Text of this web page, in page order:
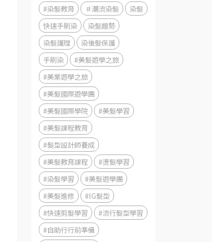
#染髮教育
＃潮流染髮
染髮
快速手刷染
染髮趨勢
染髮護理
染後髮保護
手刷染
#美髮遊學之旅
#美業遊學之旅
#美髮國際遊學團
#美髮國際學院
#美髮學習
#美髮課程教育
#髮型設計師養成
#美髮教育課程
#燙髮學習
#染髮學習
#美髮遊學團
#美髮進修
#IG髮型
#快速剪髮學習
#流行髮型學習
#自助行行前準備